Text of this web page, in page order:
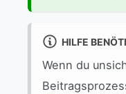
HILFE
Wenn du